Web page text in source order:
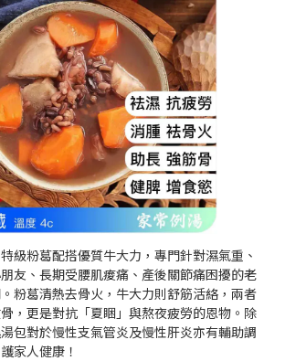
級粉葛配搭優質牛大力，專門針對濕氣重、
友、長期受腰肌痠痛、產後關節痛困擾的老
粉葛清熱去骨火，牛大力則舒筋活絡，兩者
，更是對抗「夏睏」與熬夜疲勞的恩物。除
包對於慢性支氣管炎及慢性肝炎亦有輔助調
家人健康！